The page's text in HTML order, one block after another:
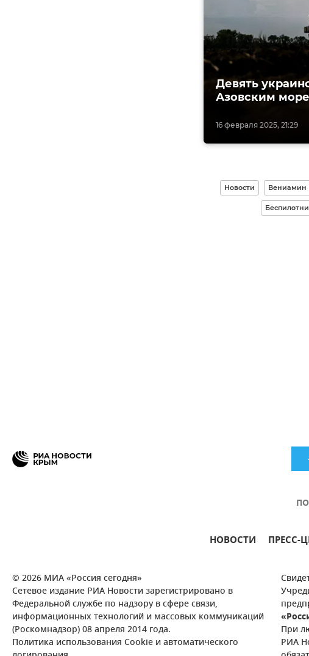
16 февраля 2025, 21:29
Девять
Азовским
Новости Вениамин
НОВОСТИ ПРЕСС-
© 2026 МИА «Россия сегодня»
Сетевое издание РИА Новости зарегистрировано в
Федеральной службе по надзору в сфере связи,
информационных технологий и массовых коммуникаций
(Роскомнадзор) 08 апреля 2014 года.
Политика использования Cookie и автоматического
При
РИА